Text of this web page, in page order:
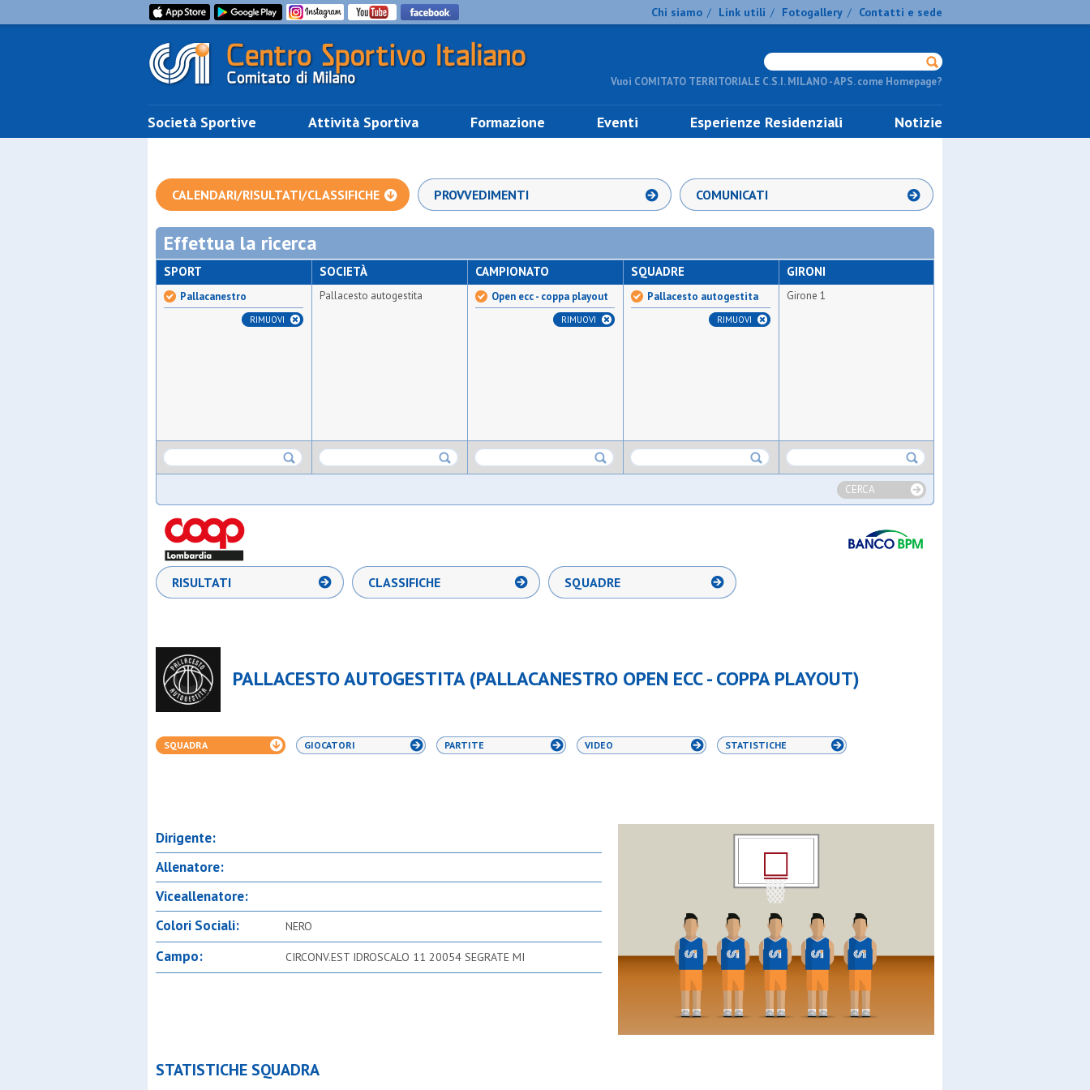
Chi siamo / Link utili / Fotogallery / Contatti e sede
Vuoi COMITATO TERRITORIALE C.S.I. MILANO - APS. come Homepage?
Società Sportive Attività Sportiva Formazione Eventi Esperienze Residenziali Notizie
CALENDARI/RISULTATI/CLASSIFICHE PROVVEDIMENTI COMUNICATI
Effettua la ricerca
SPORT
Pallacanestro
RIMUOVI
SOCIETÀ
Pallacesto autogestita
CAMPIONATO
Open ecc - coppa playout
RIMUOVI
SQUADRE
Pallacesto autogestita
RIMUOVI
GIRONI
Girone 1
CERCA
RISULTATI CLASSIFICHE SQUADRE
PALLACESTO AUTOGESTITA (PALLACANESTRO OPEN ECC - COPPA PLAYOUT)
SQUADRA GIOCATORI PARTITE VIDEO STATISTICHE
Dirigente:
Allenatore:
Viceallenatore:
Colori Sociali:
NERO
Campo: CIRCONV.EST IDROSCALO 11 20054 SEGRATE MI
STATISTICHE SQUADRA